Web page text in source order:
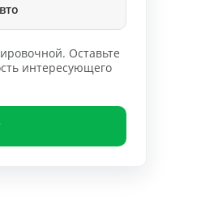
Оставьте
интересующего